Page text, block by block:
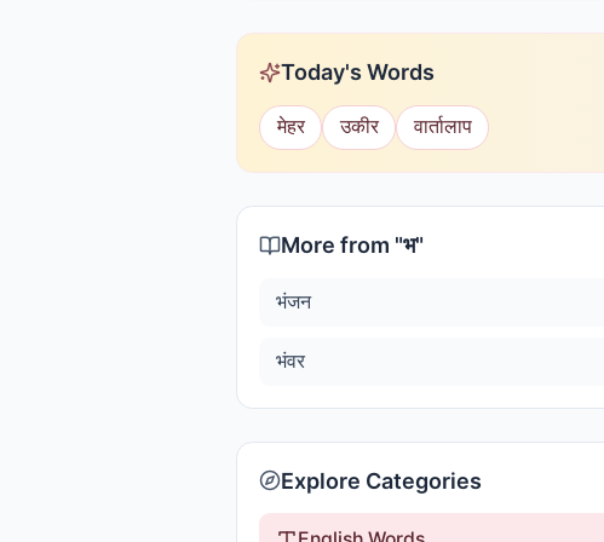
Today's Words
मेहर उकीर वार्तालाप
More from "भ"
भंजन
भंवर
Explore Categories